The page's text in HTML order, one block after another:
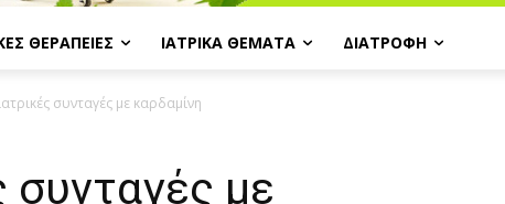
ΘΕΡΑΠΕΊΕΣ ΙΑΤΡΙΚΆ ΘΈΜΑΤΑ ΔΙΑΤΡΟΦΉ
συνταγές με καρδαμίνη
συνταγές με